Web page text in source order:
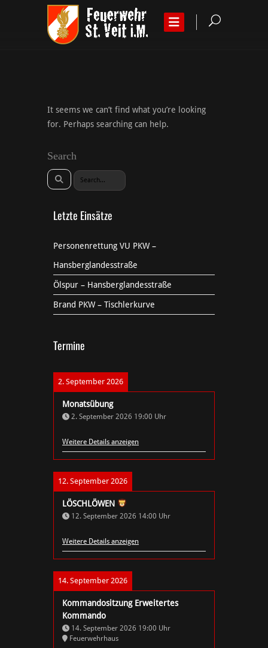
It seems we can’t find what you’re looking
for. Perhaps searching can help.
Search
Letzte Einsätze
Personenrettung VU PKW –
Hansberglandesstraße
Ölspur – Hansberglandesstraße
Brand PKW – Tischlerkurve
Termine
2. September 2026
Monatsübung
2. September 2026 19:00 Uhr
Weitere Details anzeigen
12. September 2026
LÖSCHLÖWEN
12. September 2026 14:00 Uhr
Weitere Details anzeigen
14. September 2026
Kommandositzung Erweitertes
Kommando
14. September 2026 19:00 Uhr
Feuerwehrhaus